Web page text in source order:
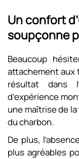
Un confort
soupçonne
Beaucoup
attachement aux
résultat dans
d’expérience
une maîtrise de
du charbon.
De plus,
plus agréables